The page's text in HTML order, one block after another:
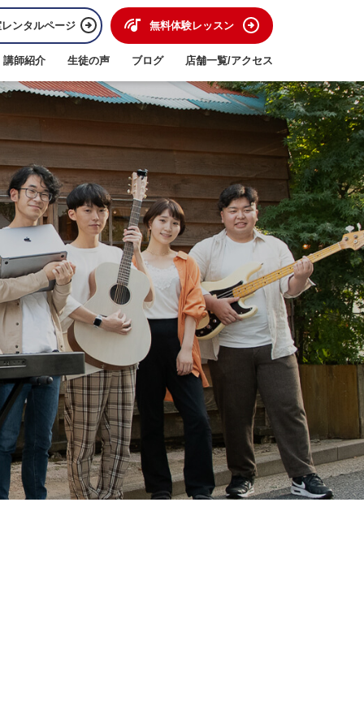
ンタルページ 無料体験レッスン
講師紹介 生徒の声 ブログ 店舗一覧/アクセス